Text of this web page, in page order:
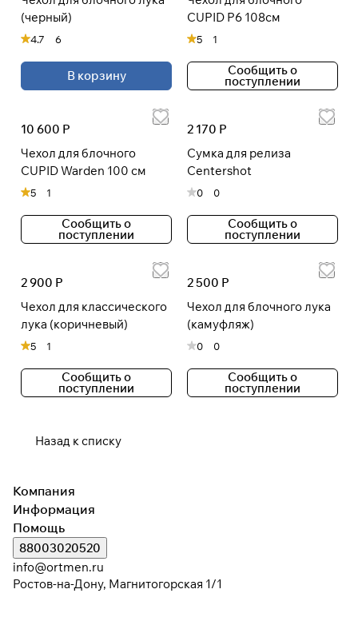
(черный)
4.7 6
В корзину
CUPID P6 108см
5 1
Сообщить о
поступлении
10 600 Р
Чехол для блочного
CUPID Warden 100 см
5 1
Сообщить о
поступлении
2 170 Р
Сумка для релиза
Centershot
0 0
Сообщить о
поступлении
2 900 Р
Чехол для классического
лука (коричневый)
5 1
Сообщить о
поступлении
2 500 Р
Чехол для блочного лука
(камуфляж)
0 0
Сообщить о
поступлении
Назад к списку
Компания
Информация
Помощь
88003020520
info@ortmen.ru
Ростов-на-Дону, Магнитогорская 1/1